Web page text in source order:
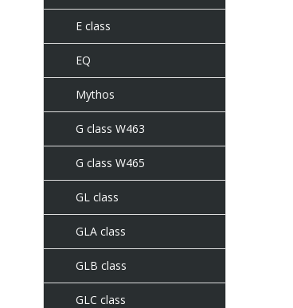
E class
EQ
Mythos
G class W463
G class W465
GL class
GLA class
GLB class
GLC class